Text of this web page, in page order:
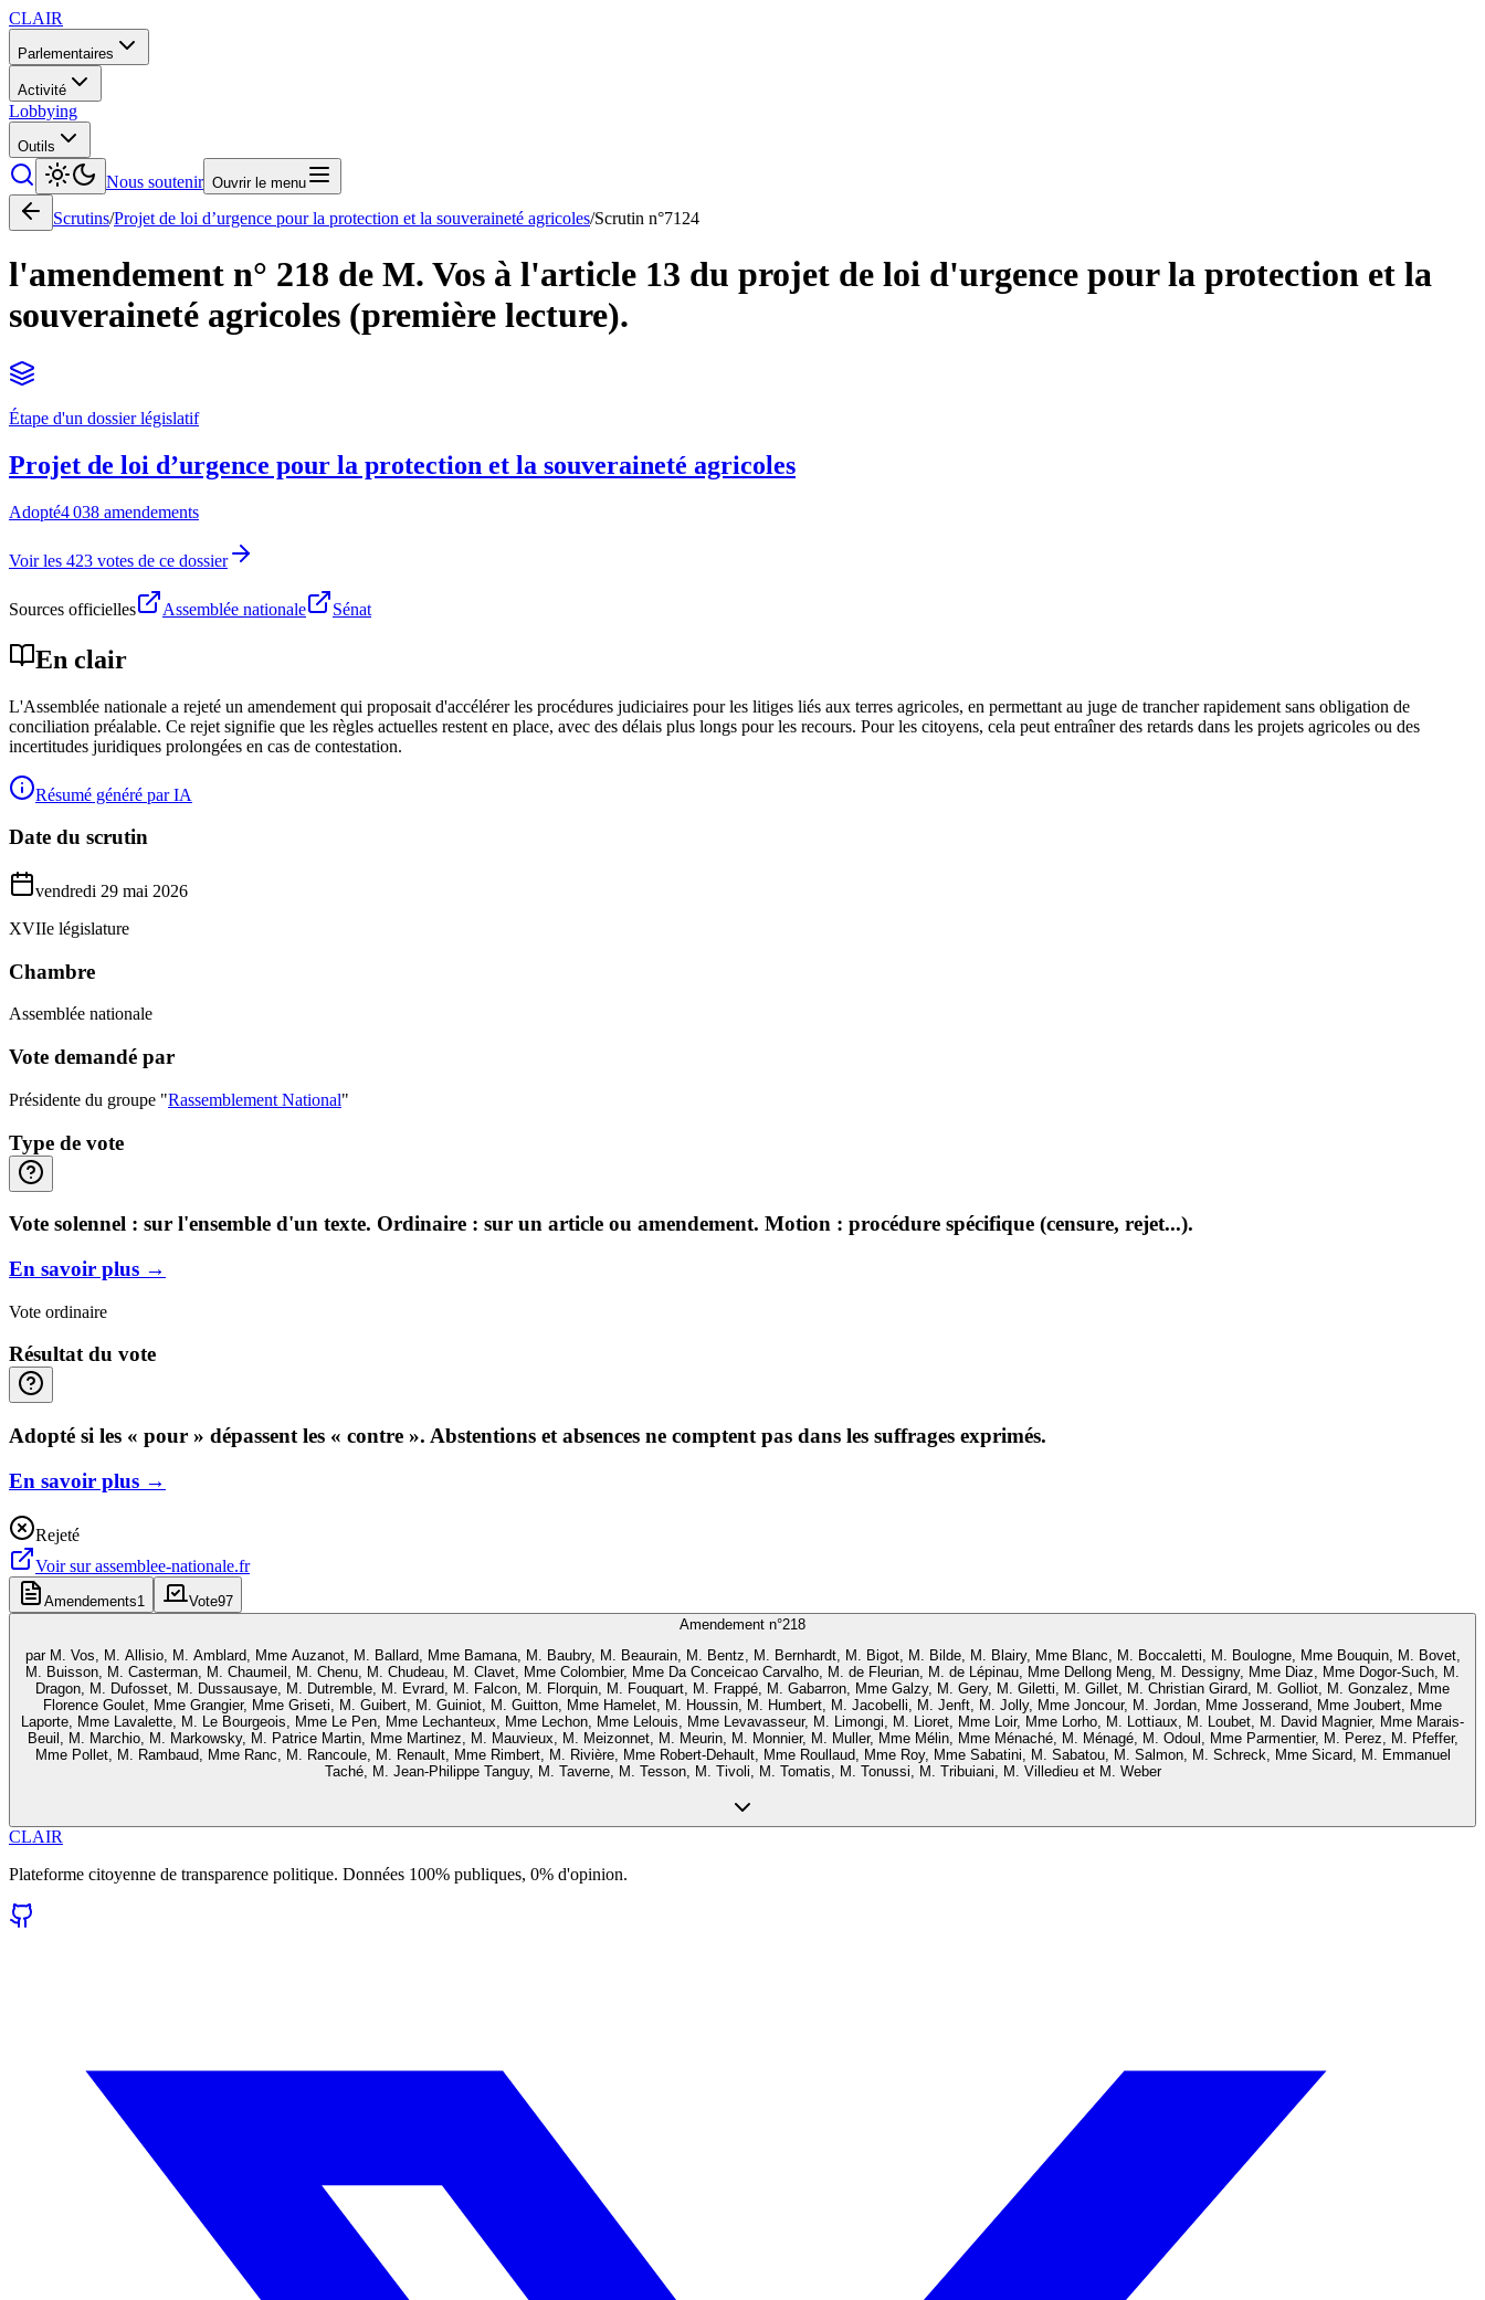
CLAIR
Parlementaires
Activité
Lobbying
Outils
Nous soutenir Ouvrir le menu
Scrutins/Projet de loi d’urgence pour la protection et la souveraineté agricoles/Scrutin n°7124
l'amendement n° 218 de M. Vos à l'article 13 du projet de loi d'urgence pour la protection et la
souveraineté agricoles (première lecture).
Étape d'un dossier législatif
Projet de loi d’urgence pour la protection et la souveraineté agricoles
Adopté4 038 amendements
Voir les 423 votes de ce dossier
Sources officielles Assemblée nationale Sénat
En clair
L'Assemblée nationale a rejeté un amendement qui proposait d'accélérer les procédures judiciaires pour les litiges liés aux terres agricoles, en permettant au juge de trancher rapidement sans obligation de
conciliation préalable. Ce rejet signifie que les règles actuelles restent en place, avec des délais plus longs pour les recours. Pour les citoyens, cela peut entraîner des retards dans les projets agricoles ou des
incertitudes juridiques prolongées en cas de contestation.
Résumé généré par IA
Date du scrutin
vendredi 29 mai 2026
XVIIe législature
Chambre
Assemblée nationale
Vote demandé par
Présidente du groupe "Rassemblement National"
Type de vote
Vote solennel : sur l'ensemble d'un texte. Ordinaire : sur un article ou amendement. Motion : procédure spécifique (censure, rejet...).
En savoir plus →
Vote ordinaire
Résultat du vote
Adopté si les « pour » dépassent les « contre ». Abstentions et absences ne comptent pas dans les suffrages exprimés.
En savoir plus →
Rejeté
Voir surassemblee-nationale.fr
Amendements1 Vote97
Amendement n°218
par M. Vos, M. Allisio, M. Amblard, Mme Auzanot, M. Ballard, Mme Bamana, M. Baubry, M. Beaurain, M. Bentz, M. Bernhardt, M. Bigot, M. Bilde, M. Blairy, Mme Blanc, M. Boccaletti, M. Boulogne, Mme Bouquin, M. Bovet,
M. Buisson, M. Casterman, M. Chaumeil, M. Chenu, M. Chudeau, M. Clavet, Mme Colombier, Mme Da Conceicao Carvalho, M. de Fleurian, M. de Lépinau, Mme Dellong Meng, M. Dessigny, Mme Diaz, Mme Dogor-Such, M.
Dragon, M. Dufosset, M. Dussausaye, M. Dutremble, M. Evrard, M. Falcon, M. Florquin, M. Fouquart, M. Frappé, M. Gabarron, Mme Galzy, M. Gery, M. Giletti, M. Gillet, M. Christian Girard, M. Golliot, M. Gonzalez, Mme
Florence Goulet, Mme Grangier, Mme Griseti, M. Guibert, M. Guiniot, M. Guitton, Mme Hamelet, M. Houssin, M. Humbert, M. Jacobelli, M. Jenft, M. Jolly, Mme Joncour, M. Jordan, Mme Josserand, Mme Joubert, Mme
Laporte, Mme Lavalette, M. Le Bourgeois, Mme Le Pen, Mme Lechanteux, Mme Lechon, Mme Lelouis, Mme Levavasseur, M. Limongi, M. Lioret, Mme Loir, Mme Lorho, M. Lottiaux, M. Loubet, M. David Magnier, Mme Marais-
Beuil, M. Marchio, M. Markowsky, M. Patrice Martin, Mme Martinez, M. Mauvieux, M. Meizonnet, M. Meurin, M. Monnier, M. Muller, Mme Mélin, Mme Ménaché, M. Ménagé, M. Odoul, Mme Parmentier, M. Perez, M. Pfeffer,
Mme Pollet, M. Rambaud, Mme Ranc, M. Rancoule, M. Renault, Mme Rimbert, M. Rivière, Mme Robert-Dehault, Mme Roullaud, Mme Roy, Mme Sabatini, M. Sabatou, M. Salmon, M. Schreck, Mme Sicard, M. Emmanuel
Taché, M. Jean-Philippe Tanguy, M. Taverne, M. Tesson, M. Tivoli, M. Tomatis, M. Tonussi, M. Tribuiani, M. Villedieu et M. Weber
CLAIR
Plateforme citoyenne de transparence politique. Données 100% publiques, 0% d'opinion.